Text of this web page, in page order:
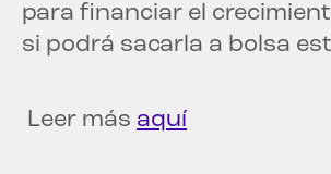
para financiar el
si podrá sacarla a bolsa
Leer más aquí